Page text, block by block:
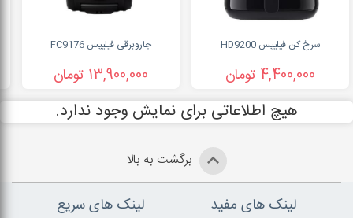
سرخ کن فیلیپس HD9200
4,400,000 تومان
جاروبرقی فیلیپس FC9176
13,900,000 تومان
هیچ اطلاعاتی برای نمایش وجود ندارد.
برگشت به بالا
لینک های مفید لینک های سریع